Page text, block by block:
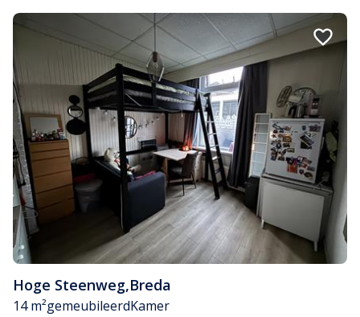
Hoge Steenweg,Breda
14 m²gemeubileerdKamer